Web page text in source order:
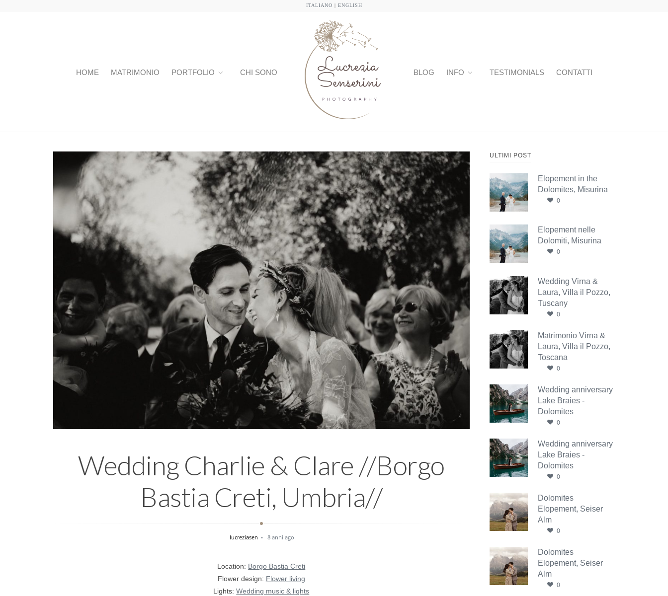
ITALIANO | ENGLISH
HOME MATRIMONIO PORTFOLIO CHI SONO BLOG INFO TESTIMONIALS CONTATTI
Wedding Charlie & Clare //Borgo
Bastia Creti, Umbria//
lucreziasen 8 anni ago
Location: Borgo Bastia Creti
Flower design: Flower living
Lights:Wedding music & lights
ULTIMI POST
Elopement in the
Dolomites, Misurina
0
Elopement nelle
Dolomiti, Misurina
0
Wedding Virna &
Laura, Villa il Pozzo,
Tuscany
0
Matrimonio Virna &
Laura, Villa il Pozzo,
Toscana
0
Wedding anniversary
Lake Braies -
Dolomites
0
Wedding anniversary
Lake Braies -
Dolomites
0
Dolomites
Elopement, Seiser
Alm
0
Dolomites
Elopement, Seiser
Alm
0